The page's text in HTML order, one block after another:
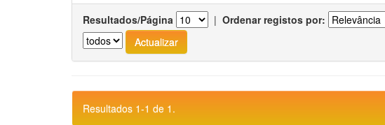
Resultados/Página | Ordenar registos por:
Resultados 1-1 de 1.